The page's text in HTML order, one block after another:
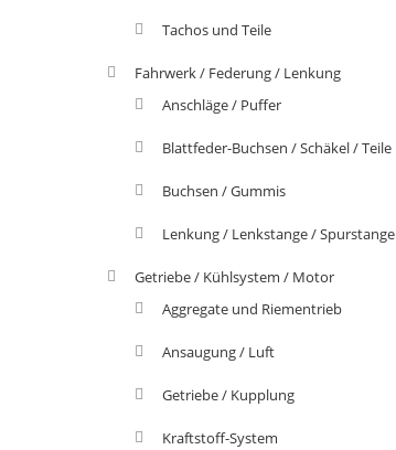
Tachos und Teile
Fahrwerk / Federung / Lenkung
Anschläge / Puffer
Blattfeder-Buchsen / Schäkel / Teile
Buchsen / Gummis
Lenkung / Lenkstange / Spurstange
Getriebe / Kühlsystem / Motor
Aggregate und Riementrieb
Ansaugung / Luft
Getriebe / Kupplung
Kraftstoff-System